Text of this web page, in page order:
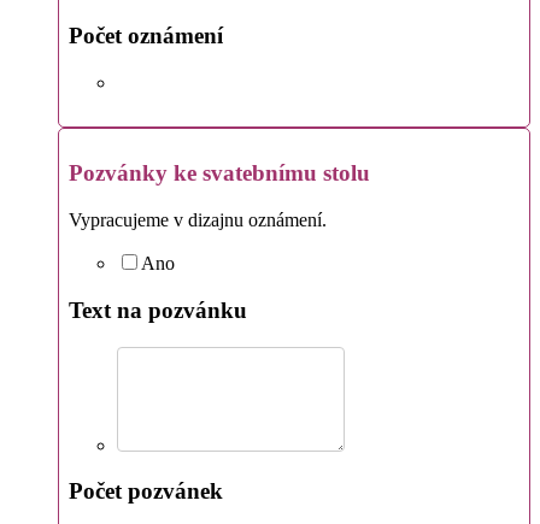
Počet oznámení
Pozvánky ke svatebnímu stolu
Vypracujeme v dizajnu oznámení.
Ano
Text na pozvánku
Počet pozvánek